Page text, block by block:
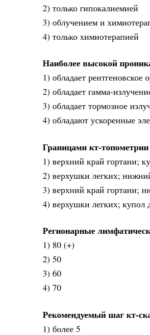
2) только гипокалиемией
3) облучением и
4) только химиотерапией
Наиболее высокой
1) обладает рентгеновское
2) обладает гамма-
3) обладает тормозное
4) обладают ускоренные
Границами кт-
1) верхний край гортани;
2) верхушки легких;
3) верхний край гортани;
4) верхушки легких; купол
Регионарные
1) 80 (+)
2) 50
3) 60
4) 70
Рекомендуемый шаг кт-
1) более 5